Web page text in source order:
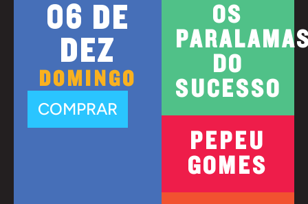
06 DE
DEZ
DOMINGO
COMPRAR
OS
DO
SUCESSO
PEPEU
GOMES